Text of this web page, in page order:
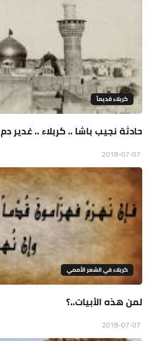
كربلاء قديماً
حادثة نجيب باشا .. كربلاء .. غدير دم
كربلاء في الشعر الأممي
لمن هذه الأبيات..؟